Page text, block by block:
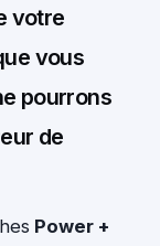
votre
vous
pourrons
de
Power +